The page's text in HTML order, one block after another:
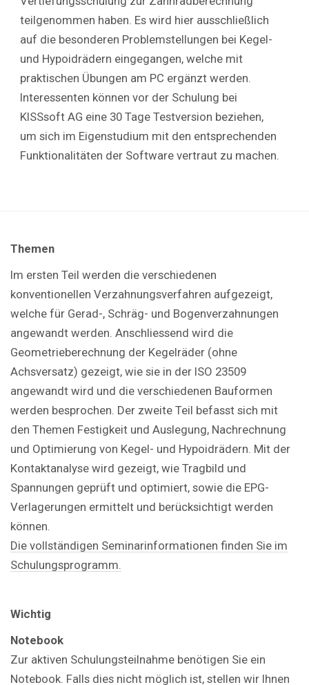
teilgenommen haben. Es wird hier ausschließlich
auf die besonderen Problemstellungen bei Kegel-
und Hypoidrädern eingegangen, welche mit
praktischen Übungen am PC ergänzt werden.
Interessenten können vor der Schulung bei
KISSsoft AG eine 30 Tage Testversion beziehen,
um sich im Eigenstudium mit den entsprechenden
Funktionalitäten der Software vertraut zu machen.
Themen
Im ersten Teil werden die verschiedenen
konventionellen Verzahnungsverfahren aufgezeigt,
welche für Gerad-, Schräg- und Bogenverzahnungen
angewandt werden. Anschliessend wird die
Geometrieberechnung der Kegelräder (ohne
Achsversatz) gezeigt, wie sie in der ISO 23509
angewandt wird und die verschiedenen Bauformen
werden besprochen. Der zweite Teil befasst sich mit
den Themen Festigkeit und Auslegung, Nachrechnung
und Optimierung von Kegel- und Hypoidrädern. Mit der
Kontaktanalyse wird gezeigt, wie Tragbild und
Spannungen geprüft und optimiert, sowie die EPG-
Verlagerungen ermittelt und berücksichtigt werden
können.
Die vollständigen Seminarinformationen finden Sie im
Schulungsprogramm.
Wichtig
Notebook
Zur aktiven Schulungsteilnahme benötigen Sie ein
Notebook. Falls dies nicht möglich ist, stellen wir Ihnen